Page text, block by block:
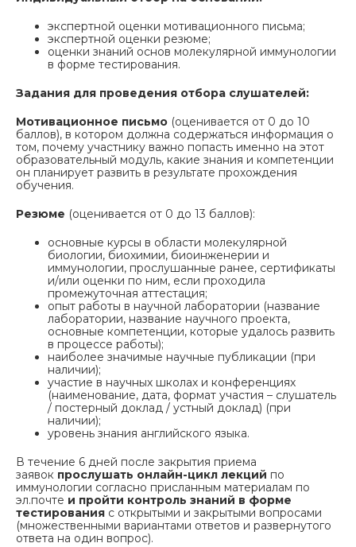
экспертной оценки мотивационного письма;
экспертной оценки резюме;
оценки знаний основ молекулярной иммунологии
в форме тестирования.
Задания для проведения отбора слушателей:
Мотивационное письмо (оценивается от 0 до 10
баллов), в котором должна содержаться информация о
том, почему участнику важно попасть именно на этот
образовательный модуль, какие знания и компетенции
он планирует развить в результате прохождения
обучения.
Резюме (оценивается от 0 до 13 баллов):
основные курсы в области молекулярной
биологии, биохимии, биоинженерии и
иммунологии, прослушанные ранее, сертификаты
и/или оценки по ним, если проходила
промежуточная аттестация;
опыт работы в научной лаборатории (название
лаборатории, название научного проекта,
основные компетенции, которые удалось развить
в процессе работы);
наиболее значимые научные публикации (при
наличии);
участие в научных школах и конференциях
(наименование, дата, формат участия – слушатель
/ постерный доклад / устный доклад) (при
наличии);
уровень знания английского языка.
В течение 6 дней после закрытия приема
заявок прослушать онлайн-цикл лекций по
иммунологии согласно присланным материалам по
эл.почте и пройти контроль знаний в форме
тестирования с открытыми и закрытыми вопросами
(множественными вариантами ответов и развернутого
ответа на один вопрос).